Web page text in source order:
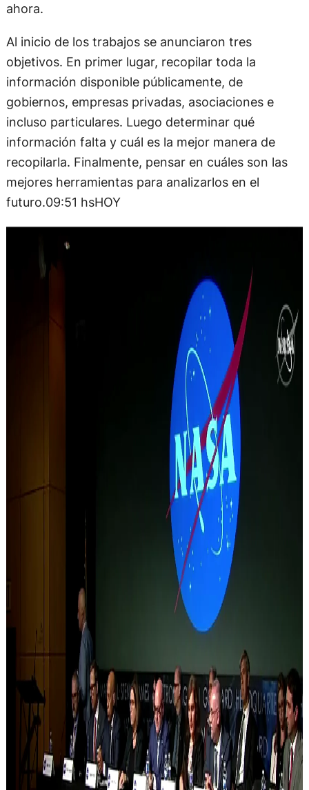
ahora.
Al inicio de los trabajos se anunciaron tres
objetivos. En primer lugar, recopilar toda la
información disponible públicamente, de
gobiernos, empresas privadas, asociaciones e
incluso particulares. Luego determinar qué
información falta y cuál es la mejor manera de
recopilarla. Finalmente, pensar en cuáles son las
mejores herramientas para analizarlos en el
futuro.09:51 hsHOY